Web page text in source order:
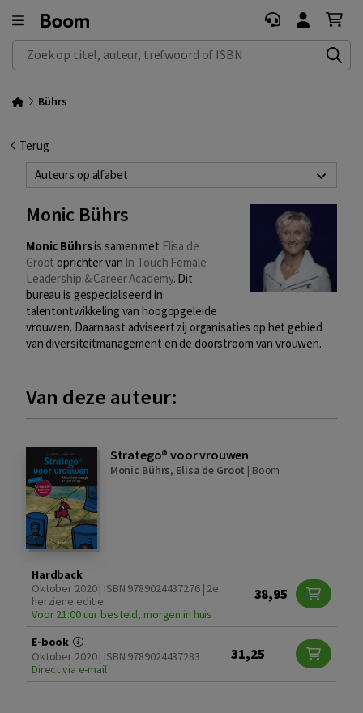
Zoek op titel, auteur, trefwoord of ISBN
Bührs
Terug
Auteurs op alfabet
Monic Bührs
Monic Bührsis samen met Elisa de
Groot oprichter van In Touch Female
Leadership & Career Academy. Dit
bureau is gespecialiseerd in
talentontwikkeling van hoogopgeleide
vrouwen. Daarnaast adviseert zij organisaties op het gebied
van diversiteitmanagement en de doorstroom van vrouwen.
Van deze auteur:
Stratego® voor vrouwen
Monic Bührs, Elisa de Groot | Boom
Hardback
Oktober 2020 | ISBN 9789024437276 | 2e
herziene editie
Voor 21:00 uur besteld, morgen in huis
38,95
E-book
Oktober 2020 | ISBN 9789024437283
Direct via e-mail
31,25